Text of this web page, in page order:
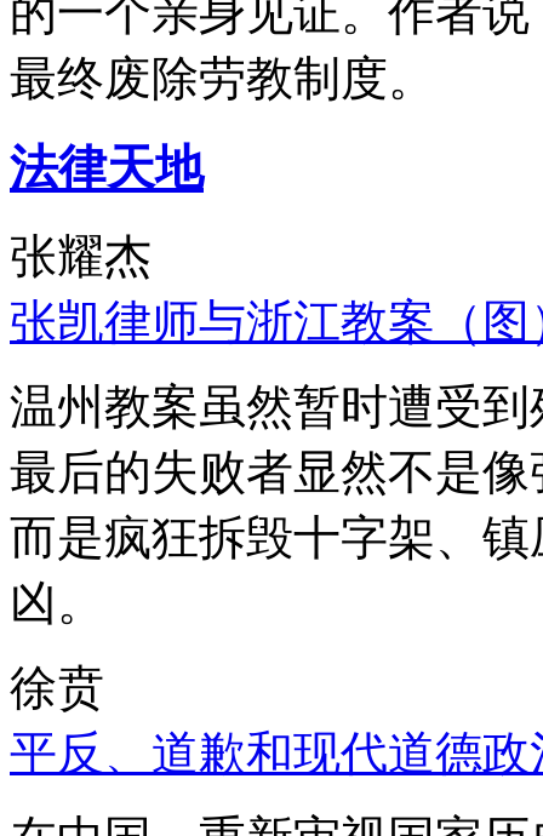
的一个亲身见证。作者
最终废除劳教制度。
法律天地
张耀杰
张凯律师与浙江教案（图
温州教案虽然暂时遭受
最后的失败者显然不是
而是疯狂拆毁十字架、
凶。
徐贲
平反、道歉和现代道德政